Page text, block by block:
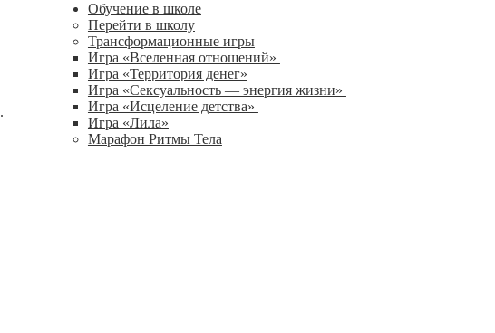
.
Обучение в школе
Перейти в школу
Трансформационные игры
Игра «Вселенная отношений»
Игра «Территория денег»
Игра «Сексуальность — энергия жизни»
Игра «Исцеление детства»
Игра «Лила»
Марафон Ритмы Тела